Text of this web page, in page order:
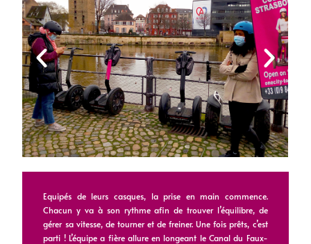
Equipés de leurs casques, la prise en main commence.
Chacun y va à son rythme afin de trouver l’équilibre, de
gérer sa vitesse, de tourner et de freiner. Une fois prêts, c’est
parti ! L’équipe a fière allure en longeant le Canal du Faux-